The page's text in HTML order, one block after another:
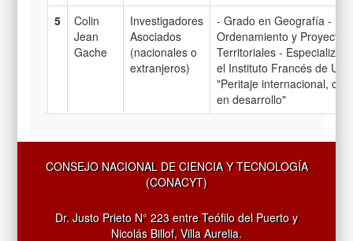
5
Colin
Jean
Gache
Investigadores
Asociados
(nacionales o
extranjeros)
- Grado en Geografía -
Ordenamiento y Proyectos
Territoriales -
el Instituto Francés de
"Peritaje internacional,
en desarrollo"
CONSEJO NACIONAL DE CIENCIA Y TECNOLOGÍA
(CONACYT)
Dr. Justo Prieto N° 223 entre Teófilo del Puerto y
Nicolás Billof, Villa Aurelia.